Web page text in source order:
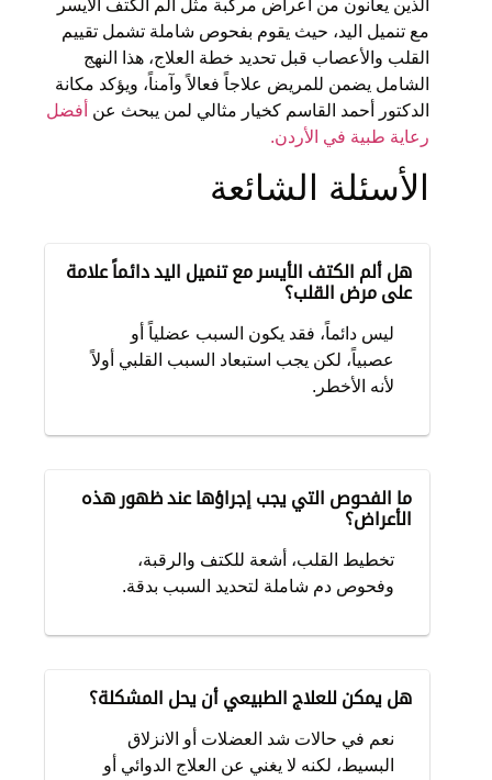
الذين يعانون من أعراض مركبة مثل ألم الكتف الأيسر
مع تنميل اليد، حيث يقوم بفحوص شاملة تشمل تقييم
القلب والأعصاب قبل تحديد خطة العلاج، هذا النهج
الشامل يضمن للمريض علاجاً فعالاً وآمناً، ويؤكد مكانة
الدكتور أحمد القاسم كخيار مثالي لمن يبحث عن أفضل
رعاية طبية في الأردن.
الأسئلة الشائعة
هل ألم الكتف الأيسر مع تنميل اليد دائماً علامة
على مرض القلب؟
ليس دائماً، فقد يكون السبب عضلياً أو
عصبياً، لكن يجب استبعاد السبب القلبي أولاً
لأنه الأخطر.
ما الفحوص التي يجب إجراؤها عند ظهور هذه
الأعراض؟
تخطيط القلب، أشعة للكتف والرقبة،
وفحوص دم شاملة لتحديد السبب بدقة.
هل يمكن للعلاج الطبيعي أن يحل المشكلة؟
نعم في حالات شد العضلات أو الانزلاق
البسيط، لكنه لا يغني عن العلاج الدوائي أو